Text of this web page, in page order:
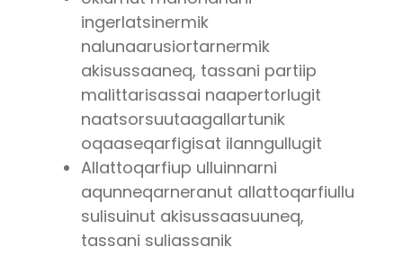
ingerlatsinermik
nalunaarusiortarnermik
akisussaaneq, tassani partiip
malittarisassai naapertorlugit
naatsorsuutaagallartunik
oqaaseqarfigisat ilanngullugit
Allattoqarfiup ulluinnarni
aqunneqarneranut allattoqarfiullu
sulisuinut akisussaasuuneq,
tassani suliassanik